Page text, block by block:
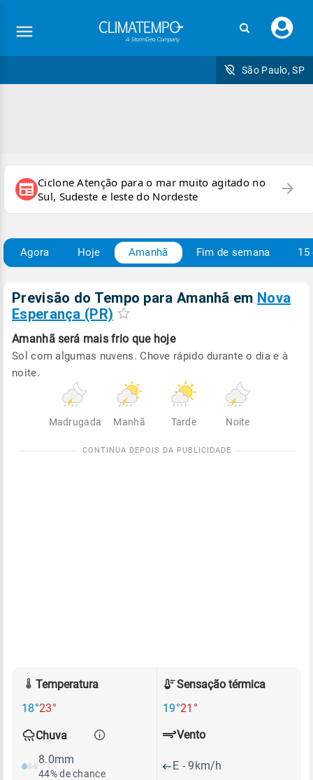
seu
São Paulo, SP
newspaper Ciclone Atenção para o mar muito agitado no
Sul, Sudeste e leste do Nordeste
arrow_forward
Agora Hoje Amanhã Fim de semana 15
Previsão do Tempo para Amanhã em Nova
Esperança (PR)
Amanhã será mais frio que hoje
Sol com algumas nuvens. Chove rápido durante o dia e à
noite.
Madrugada Manhã Tarde Noite
Temperatura
18°23°
Sensação térmica
19°21°
Chuva
8.0mm
44% de chance
Vento
E - 9km/h